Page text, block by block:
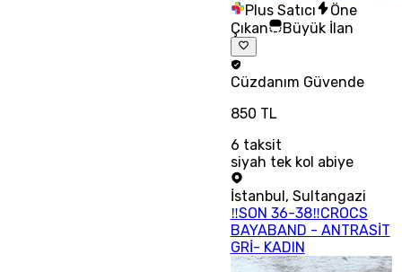
Plus Satıcı
Öne
Çıkan
Büyük İlan
Cüzdanım Güvende
850 TL
6 taksit
siyah tek kol abiye
İstanbul , Sultangazi
‼SON 36-38‼CROCS
BAYABAND - ANTRASİT
GRİ- KADIN